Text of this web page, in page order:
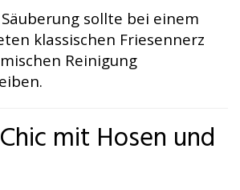
sollte bei einem
klassischen Friesennerz
Reinigung
mit Hosen und